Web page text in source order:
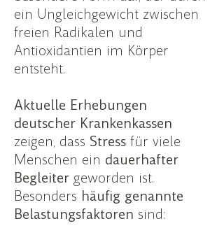
ein Ungleichgewicht zwischen
freien Radikalen und
Antioxidantien im Körper
entsteht.
Aktuelle Erhebungen
deutscher Krankenkassen
zeigen, dass Stress für viele
Menschen ein dauerhafter
Begleiter geworden ist.
Besonders häufig genannte
Belastungsfaktoren sind: